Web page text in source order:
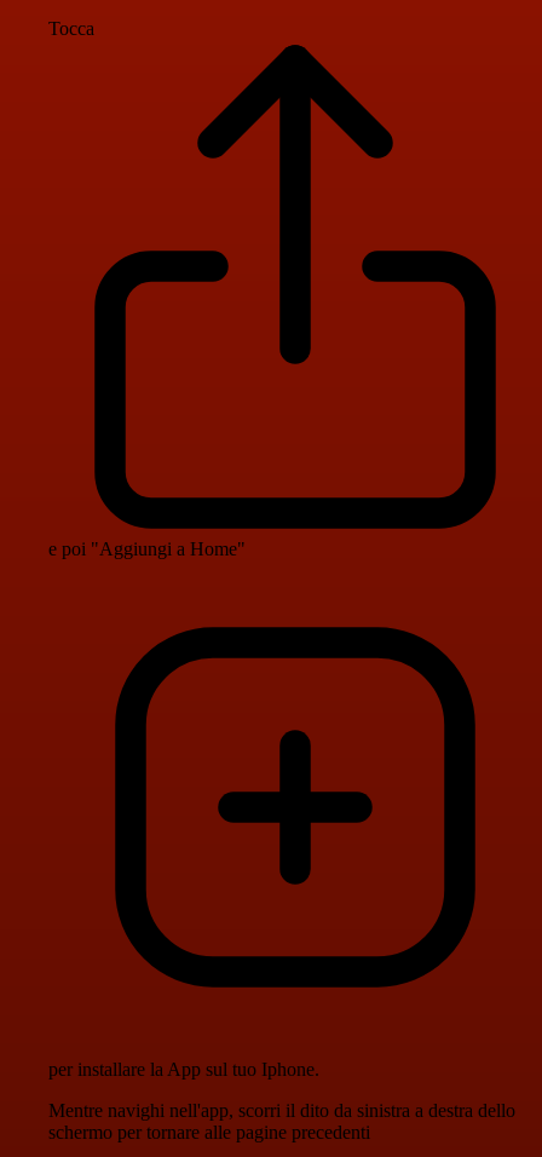
Tocca
e poi "Aggiungi a Home"
per installare la App sul tuo Iphone.
Mentre navighi nell'app, scorri il dito da sinistra a destra dello
schermo per tornare alle pagine precedenti